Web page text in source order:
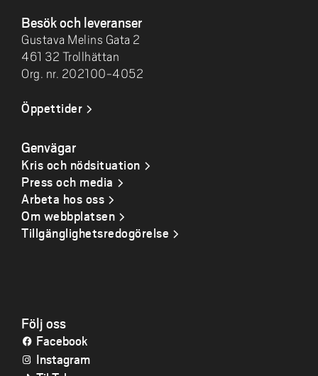
Besök och leveranser
Gustava Melins Gata 2
461 32 Trollhättan
Org. nr. 202100-4052
Öppettider
Genvägar
Kris och nödsituation
Press och media
Arbeta hos oss
Om webbplatsen
Tillgänglighetsredogörelse
Följ oss
Facebook
Instagram